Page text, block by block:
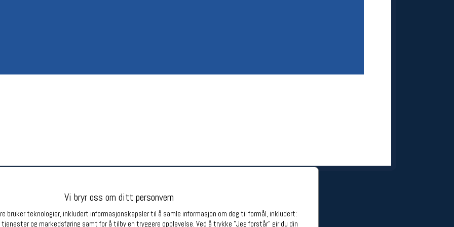
Vi bryr oss om ditt personvern
bruker teknologier, inkludert informasjonskapsler til å samle informasjon om deg til formål, inkludert:
og markedsføring samt for å tilby en tryggere opplevelse. Ved å trykke "Jeg forstår" gir du din